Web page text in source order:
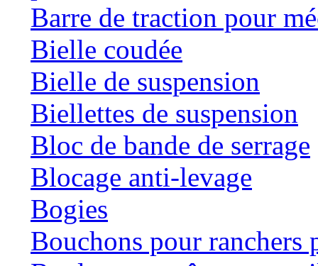
Barre de traction pour
Bielle coudée
Bielle de suspension
Biellettes de suspension
Bloc de bande de serrage
Blocage anti-levage
Bogies
Bouchons pour ranchers